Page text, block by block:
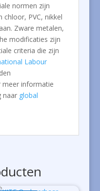
normen zijn
chloor, PVC, nikkel
Zware metalen,
modificaties zijn
criteria die zijn
Labour
meer informatie
naar global